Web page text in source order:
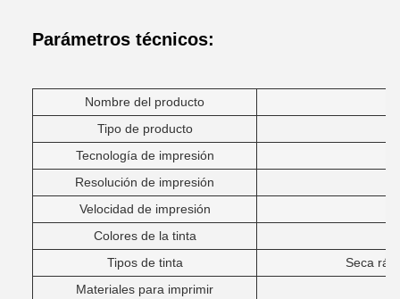
Parámetros técnicos:
Nombre del producto
Tipo de producto
Tecnología de impresión
Resolución de impresión
Velocidad de impresión
Colores de la tinta
Tipos de tinta
Seca
Materiales para imprimir